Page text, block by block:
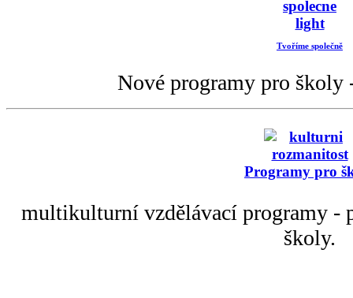
Tvoříme společně
Nové programy pro
Programy pro
multikulturní vzdělávací programy -
školy.